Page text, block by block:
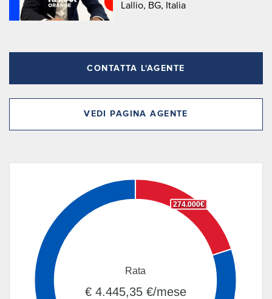
Lallio, BG, Italia
CONTATTA L'AGENTE
VEDI PAGINA AGENTE
274.000€
Rata
€ 4.445,35 €/mese